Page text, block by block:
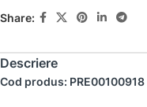
Share:
Descriere
Cod produs: PRE00100918